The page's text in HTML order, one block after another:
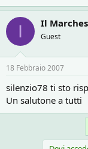
I Il
Guest
18 Febbraio 2007
silenzio78 ti sto
Un salutone a tutti